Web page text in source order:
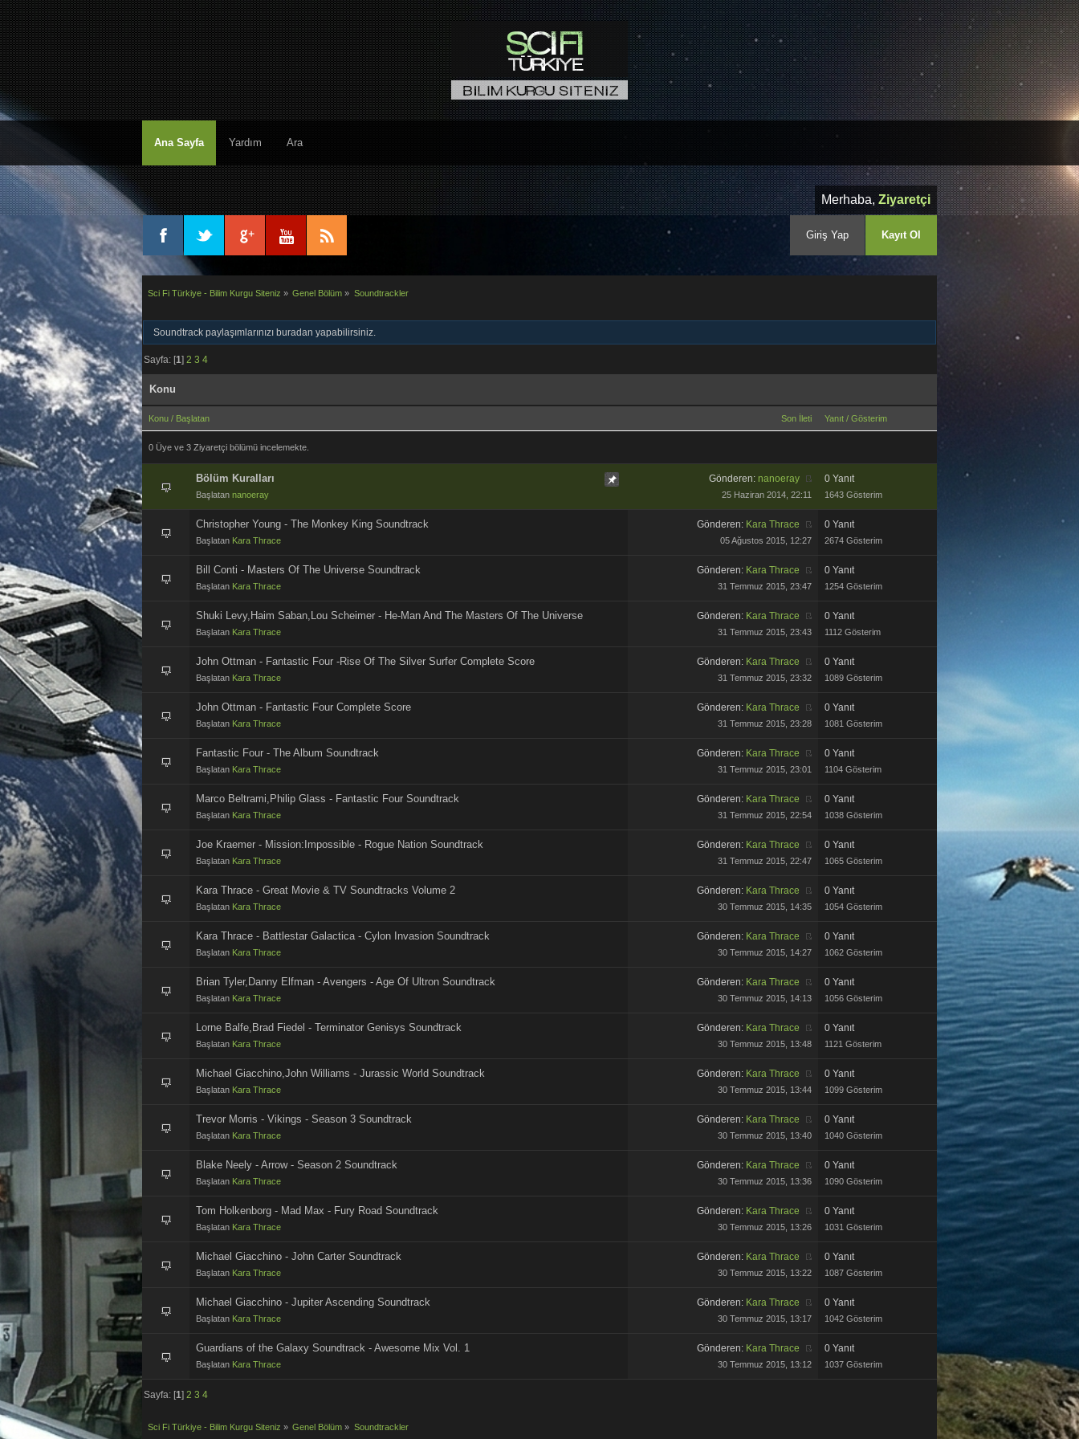
Ana Sayfa Yardım Ara
Merhaba, Ziyaretçi
Giriş Yap Kayıt Ol
Sci Fi Türkiye - Bilim Kurgu Siteniz » Genel Bölüm » Soundtrackler
Soundtrack paylaşımlarınızı buradan yapabilirsiniz.
Sayfa: [1] 2 3 4
Konu
Konu / Başlatan Son İleti Yanıt / Gösterim
0 Üye ve 3 Ziyaretçi bölümü incelemekte.
Bölüm Kuralları
Başlatan nanoeray
Gönderen: nanoeray
25 Haziran 2014, 22:11
0 Yanıt
1643 Gösterim
Christopher Young - The Monkey King Soundtrack
Başlatan Kara Thrace
Gönderen: Kara Thrace
05 Ağustos 2015, 12:27
0 Yanıt
2674 Gösterim
Bill Conti - Masters Of The Universe Soundtrack
Başlatan Kara Thrace
Gönderen: Kara Thrace
31 Temmuz 2015, 23:47
0 Yanıt
1254 Gösterim
Shuki Levy,Haim Saban,Lou Scheimer - He-Man And The Masters Of The Universe
Başlatan Kara Thrace
Gönderen: Kara Thrace
31 Temmuz 2015, 23:43
0 Yanıt
1112 Gösterim
John Ottman - Fantastic Four -Rise Of The Silver Surfer Complete Score
Başlatan Kara Thrace
Gönderen: Kara Thrace
31 Temmuz 2015, 23:32
0 Yanıt
1089 Gösterim
John Ottman - Fantastic Four Complete Score
Başlatan Kara Thrace
Gönderen: Kara Thrace
31 Temmuz 2015, 23:28
0 Yanıt
1081 Gösterim
Fantastic Four - The Album Soundtrack
Başlatan Kara Thrace
Gönderen: Kara Thrace
31 Temmuz 2015, 23:01
0 Yanıt
1104 Gösterim
Marco Beltrami,Philip Glass - Fantastic Four Soundtrack
Başlatan Kara Thrace
Gönderen: Kara Thrace
31 Temmuz 2015, 22:54
0 Yanıt
1038 Gösterim
Joe Kraemer - Mission:Impossible - Rogue Nation Soundtrack
Başlatan Kara Thrace
Gönderen: Kara Thrace
31 Temmuz 2015, 22:47
0 Yanıt
1065 Gösterim
Kara Thrace - Great Movie & TV Soundtracks Volume 2
Başlatan Kara Thrace
Gönderen: Kara Thrace
30 Temmuz 2015, 14:35
0 Yanıt
1054 Gösterim
Kara Thrace - Battlestar Galactica - Cylon Invasion Soundtrack
Başlatan Kara Thrace
Gönderen: Kara Thrace
30 Temmuz 2015, 14:27
0 Yanıt
1062 Gösterim
Brian Tyler,Danny Elfman - Avengers - Age Of Ultron Soundtrack
Başlatan Kara Thrace
Gönderen: Kara Thrace
30 Temmuz 2015, 14:13
0 Yanıt
1056 Gösterim
Lorne Balfe,Brad Fiedel - Terminator Genisys Soundtrack
Başlatan Kara Thrace
Gönderen: Kara Thrace
30 Temmuz 2015, 13:48
0 Yanıt
1121 Gösterim
Michael Giacchino,John Williams - Jurassic World Soundtrack
Başlatan Kara Thrace
Gönderen: Kara Thrace
30 Temmuz 2015, 13:44
0 Yanıt
1099 Gösterim
Trevor Morris - Vikings - Season 3 Soundtrack
Başlatan Kara Thrace
Gönderen: Kara Thrace
30 Temmuz 2015, 13:40
0 Yanıt
1040 Gösterim
Blake Neely - Arrow - Season 2 Soundtrack
Başlatan Kara Thrace
Gönderen: Kara Thrace
30 Temmuz 2015, 13:36
0 Yanıt
1090 Gösterim
Tom Holkenborg - Mad Max - Fury Road Soundtrack
Başlatan Kara Thrace
Gönderen: Kara Thrace
30 Temmuz 2015, 13:26
0 Yanıt
1031 Gösterim
Michael Giacchino - John Carter Soundtrack
Başlatan Kara Thrace
Gönderen: Kara Thrace
30 Temmuz 2015, 13:22
0 Yanıt
1087 Gösterim
Michael Giacchino - Jupiter Ascending Soundtrack
Başlatan Kara Thrace
Gönderen: Kara Thrace
30 Temmuz 2015, 13:17
0 Yanıt
1042 Gösterim
Guardians of the Galaxy Soundtrack - Awesome Mix Vol. 1
Başlatan Kara Thrace
Gönderen: Kara Thrace
30 Temmuz 2015, 13:12
0 Yanıt
1037 Gösterim
Sayfa: [1] 2 3 4
Sci Fi Türkiye - Bilim Kurgu Siteniz » Genel Bölüm » Soundtrackler